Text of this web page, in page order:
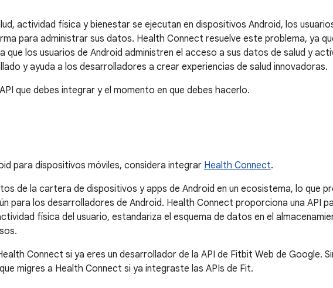
actividad física y bienestar se ejecutan en dispositivos Android, los
para administrar sus datos. Health Connect resuelve este problema, ya
que los usuarios de Android administren el acceso a sus datos de salud y
y ayuda a los desarrolladores a crear experiencias de salud innovadoras.
que debes integrar y el momento en que debes hacerlo.
para dispositivos móviles, considera integrar Health Connect.
de la cartera de dispositivos y apps de Android en un ecosistema, lo que
para los desarrolladores de Android. Health Connect proporciona una API
física del usuario, estandariza el esquema de datos en el
Connect si ya eres un desarrollador de la API de Fitbit Web de Google.
migres a Health Connect si ya integraste las APIs de Fit.